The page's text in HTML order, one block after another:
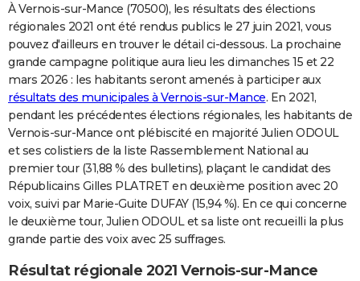
S'inscrire
Se connecter
Lycées
Collèges
Primaires
Universités
Entreprises
Service militaire
Avis de recherche
AVIS DE DÉCÈS
FORUM
Bricolage
Lifestyle
Culture
Television
Voyage
Cinema
À Vernois-sur-Mance (70500), les résultats des élections
régionales 2021 ont été rendus publics le 27 juin 2021, vous
pouvez d'ailleurs en trouver le détail ci-dessous. La prochaine
grande campagne politique aura lieu les dimanches 15 et 22
mars 2026 : les habitants seront amenés à participer aux
résultats des municipales à Vernois-sur-Mance. En 2021,
pendant les précédentes élections régionales, les habitants de
Vernois-sur-Mance ont plébiscité en majorité Julien ODOUL
et ses colistiers de la liste Rassemblement National au
premier tour (31,88 % des bulletins), plaçant le candidat des
Républicains Gilles PLATRET en deuxième position avec 20
voix, suivi par Marie-Guite DUFAY (15,94 %). En ce qui concerne
le deuxième tour, Julien ODOUL et sa liste ont recueilli la plus
grande partie des voix avec 25 suffrages.
Résultat régionale 2021 Vernois-sur-Mance